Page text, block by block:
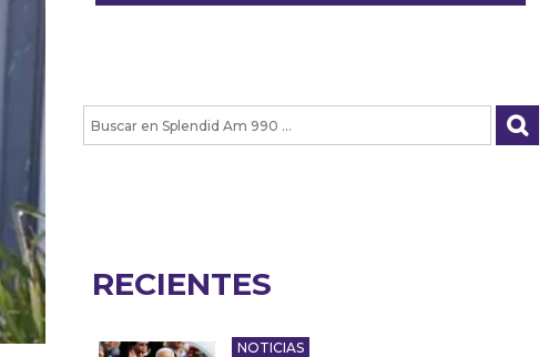
RECIENTES
NOTICIAS